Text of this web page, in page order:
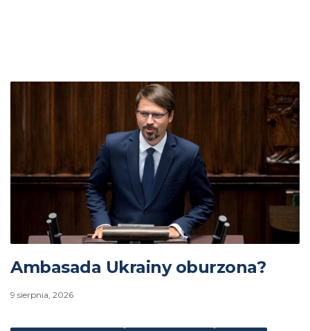
Ambasada Ukrainy oburzona?
9 sierpnia, 2026